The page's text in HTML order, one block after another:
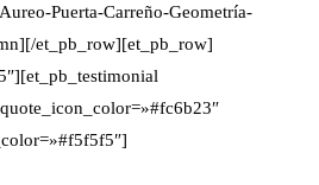
Puerta-Carreño-Geometría-
et_pb_row][et_pb_row]